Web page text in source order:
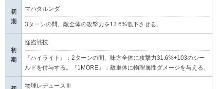
初
期
マハタルンダ
3ターンの間、敵全体の攻撃力を13.6%低下させる。
初
期
怪盗戦技
『ハイライト』：2ターンの間、味方全体に攻撃力31.6%+103のシー
ルドを付与する。『1MORE』：敵単体に物理属性ダメージを与える。
物理レデュースⅢ